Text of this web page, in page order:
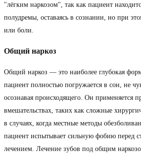
"лёгким наркозом", так как пациент
полудремы, оставаясь в сознании, но при
или боли.
Общий наркоз
Общий наркоз — это наиболее глубокая
пациент полностью погружается в сон, не
осознавая происходящего. Он применяется
вмешательствах, таких как сложные
в случаях, когда местные методы
пациент испытывает сильную фобию перед
лечением. Лечение зубов под общим